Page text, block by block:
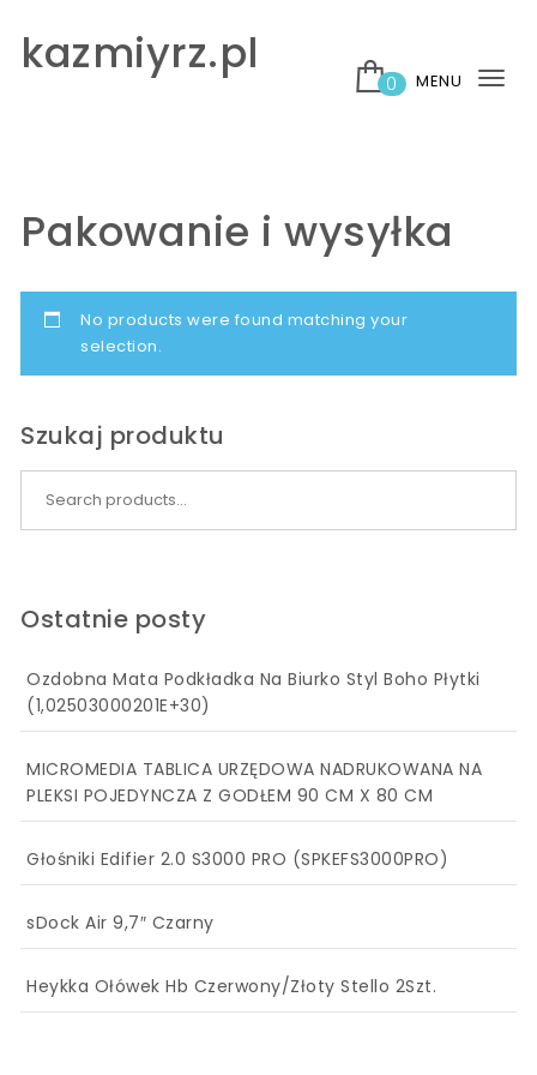
kazmiyrz.pl
0 MENU
Pakowanie i wysyłka
No products were found matching your
selection.
Szukaj produktu
Ostatnie posty
Ozdobna Mata Podkładka Na Biurko Styl Boho Płytki
(1,02503000201E+30)
MICROMEDIA TABLICA URZĘDOWA NADRUKOWANA NA
PLEKSI POJEDYNCZA Z GODŁEM 90 CM X 80 CM
Głośniki Edifier 2.0 S3000 PRO (SPKEFS3000PRO)
sDock Air 9,7″ Czarny
Heykka Ołówek Hb Czerwony/Złoty Stello 2Szt.